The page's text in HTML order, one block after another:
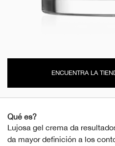
ENCUENTRA LA
Qué es?
Lujosa gel crema da
da mayor definición a los